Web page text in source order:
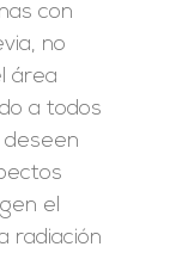
con
no
área
a todos
deseen
el
radiación